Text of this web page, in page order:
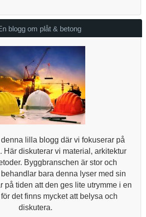
blogg om plåt & betong
lilla blogg där vi fokuserar på
Här diskuterar vi material, arkitektur
Byggbranschen är stor och
bara denna lyser med sin
på tiden att den ges lite utrymme i en
det finns mycket att belysa och
diskutera.